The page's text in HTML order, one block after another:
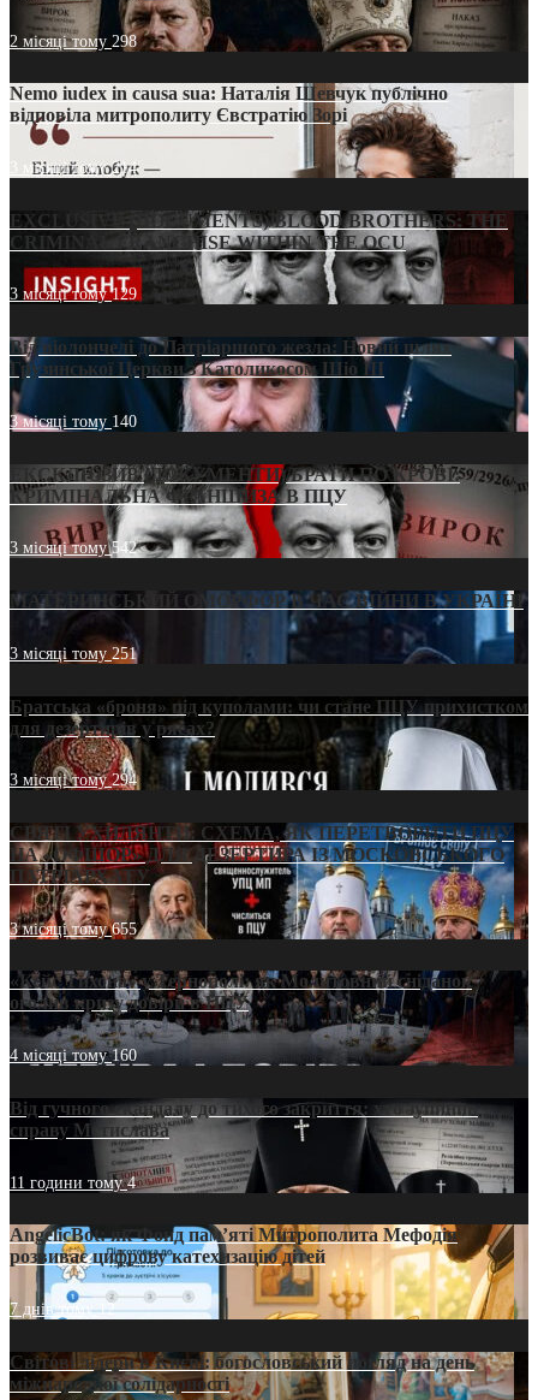
2 місяці тому 298
Nemo iudex in causa sua: Наталія Шевчук публічно
відповіла митрополиту Євстратію Зорі
3 місяці тому214
EXCLUSIVE (DOCUMENTS)/BLOOD BROTHERS: THE
CRIMINAL FRANCHISE WITHIN THE OCU
3 місяці тому129
Від віолончелі до Патріаршого жезла: Новий шлях
Грузинської Церкви з Католикосом Шіо III
3 місяці тому 140
ЕКСКЛЮЗИВ (ДОКУМЕНТИ)/БРАТИ ПО КРОВІ:
КРИМІНАЛЬНА ФРАНШИЗА В ПЦУ
3 місяці тому542
МАТЕРИНСЬКИЙ ОМОРФОР В ЧАС ВІЙНИ В УКРАЇНІ
3 місяці тому251
Братська «броня» під куполами: чи стане ПЦУ прихистком
для дезертирів у рясах?
3 місяці тому294
СВЯТІ УХИЛЯНТИ: СХЕМА, ЯК ПЕРЕТВОРИТИ ПЦУ
НА «ОФШОР» ДЛЯ ДЕЗЕРТИРА ІЗ МОСКОВСЬКОГО
ПАТРІАРХАТУ
3 місяці тому655
«Кейс Тихона» у Тернополі: як Молитовний сніданок
оголив кризу довіри в ПЦУ
4 місяці тому160
Від гучного скандалу до тихого закриття: хто зупинив
справу Мстислава
11 години тому4
AngelicBot: як Фонд пам’яті Митрополита Мефодія
розвиває цифрову катехизацію дітей
7 днів тому12
Світові лідери в Києві: богословський погляд на день
міжнародної солідарності